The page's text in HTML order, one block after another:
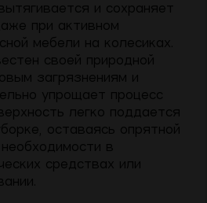
и сохраняет
при активном
мебели на колесиках.
своей природной
загрязнениям и
упрощает процесс
легко поддается
оставаясь опрятной
в
средствах или